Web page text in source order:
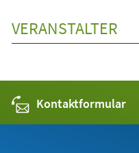
VERANSTALTER
Kontaktformular